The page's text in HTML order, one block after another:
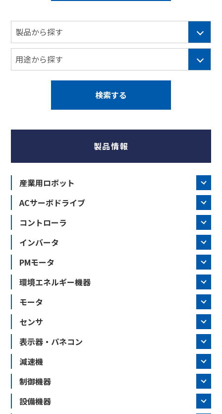
製品情報
産業用ロボット
ACサーボドライブ
コントローラ
インバータ
PMモータ
環境エネルギー機器
モータ
センサ
表示器・パネコン
減速機
制御機器
設備機器